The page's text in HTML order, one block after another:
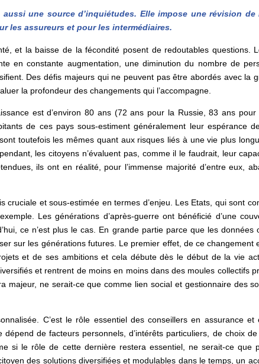
une source d’inquiétudes. Elle impose une révision de
les assureurs et pour les intermédiaires.
et la baisse de la fécondité posent de redoutables questions.
en constante augmentation, une diminution du nombre de
Des défis majeurs qui ne peuvent pas être abordés avec la
la profondeur des changements qui l’accompagne.
est d’environ 80 ans (72 ans pour la Russie, 83 ans pour
de ces pays sous-estiment généralement leur espérance
toutefois les mêmes quant aux risques liés à une vie plus
les citoyens n’évaluent pas, comme il le faudrait, leur
ils ont en réalité, pour l’immense majorité d’entre eux,
et sous-estimée en termes d’enjeu. Les Etats, qui sont
Les générations d’après-guerre ont bénéficié d’une
ce n’est plus le cas. En grande partie parce que les
sur les générations futures. Le premier effet, de ce changement
et de ses ambitions et cela débute dès le début de la vie
et rentrent de moins en moins dans des moules collectifs
majeur, ne serait-ce que comme lien social et gestionnaire des
C’est le rôle essentiel des conseillers en assurance
dépend de facteurs personnels, d’intérêts particuliers, de choix
si le rôle de cette dernière restera essentiel, ne serait-ce que
des solutions diversifiées et modulables dans le temps, un